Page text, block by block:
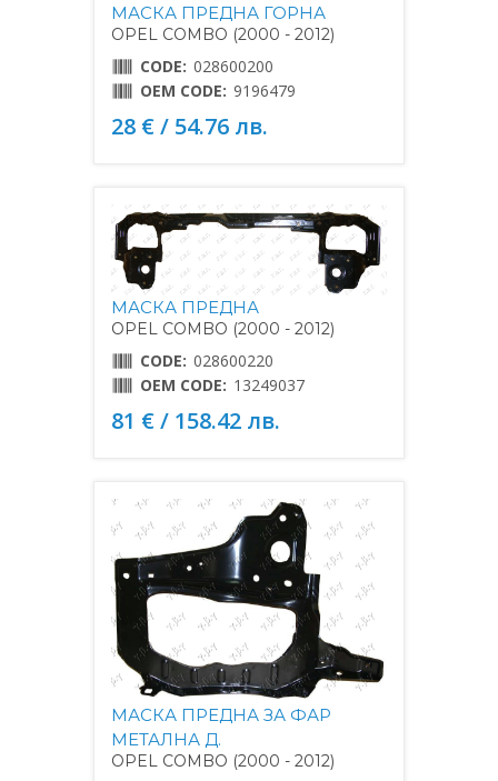
МАСКА ПРЕДНА ГОРНА
OPEL COMBO (2000 - 2012)
CODE: 028600200
OEM CODE: 9196479
28 € / 54.76 лв.
МАСКА ПРЕДНА
OPEL COMBO (2000 - 2012)
CODE: 028600220
OEM CODE: 13249037
81 € / 158.42 лв.
МАСКА ПРЕДНА ЗА ФАР
МЕТАЛНА Д.
OPEL COMBO (2000 - 2012)